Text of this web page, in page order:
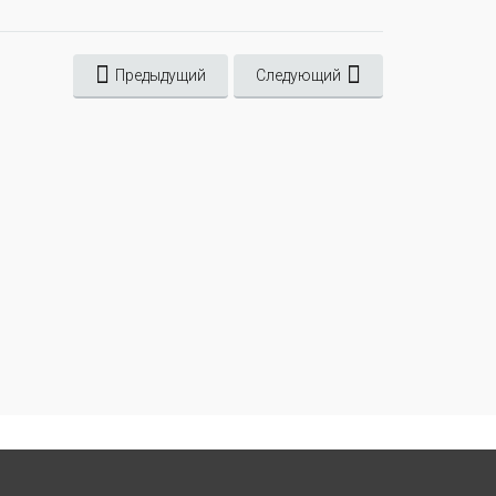
Предыдущий Следующий